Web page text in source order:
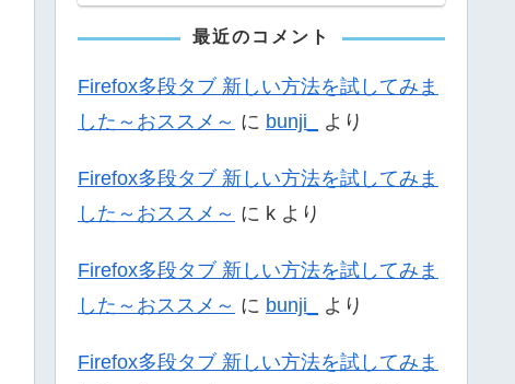
最近のコメント
Firefox多段タブ 新しい方法を試してみま
した～おススメ～ に bunji_ より
Firefox多段タブ 新しい方法を試してみま
した～おススメ～ に k より
Firefox多段タブ 新しい方法を試してみま
した～おススメ～ に bunji_ より
Firefox多段タブ 新しい方法を試してみま